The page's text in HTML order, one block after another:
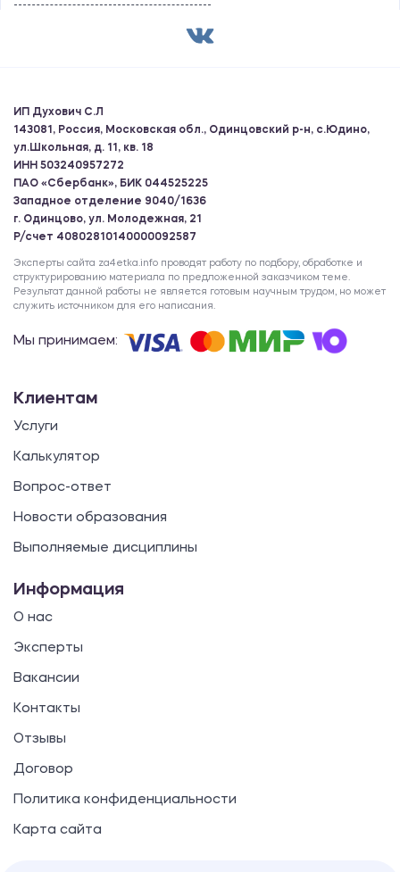
ИП Духович С.Л
143081, Россия, Московская обл., Одинцовский р-н, с.Юдино,
ул.Школьная, д. 11, кв. 18
ИНН 503240957272
ПАО «Сбербанк», БИК 044525225
Западное отделение 9040/1636
г. Одинцово, ул. Молодежная, 21
Р/счет 40802810140000092587
Эксперты сайта za4etka.info проводят работу по подбору, обработке и
структурированию материала по предложенной заказчиком теме.
Результат данной работы не является готовым научным трудом, но может
служить источником для его написания.
Мы принимаем:
Клиентам
Услуги
Калькулятор
Вопрос-ответ
Новости образования
Выполняемые дисциплины
Информация
О нас
Эксперты
Вакансии
Контакты
Отзывы
Договор
Политика конфиденциальности
Карта сайта